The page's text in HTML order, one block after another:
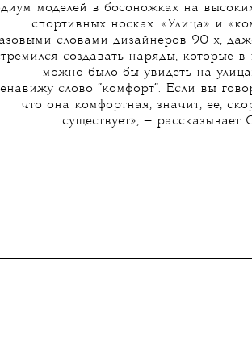
моделей в босоножках на
спортивных носках. «Улица» и
словами дизайнеров 90-х,
создавать наряды, которые в
можно было бы увидеть на
слово “комфорт”. Если вы
что она комфортная, значит, ее,
существует», — рассказывает